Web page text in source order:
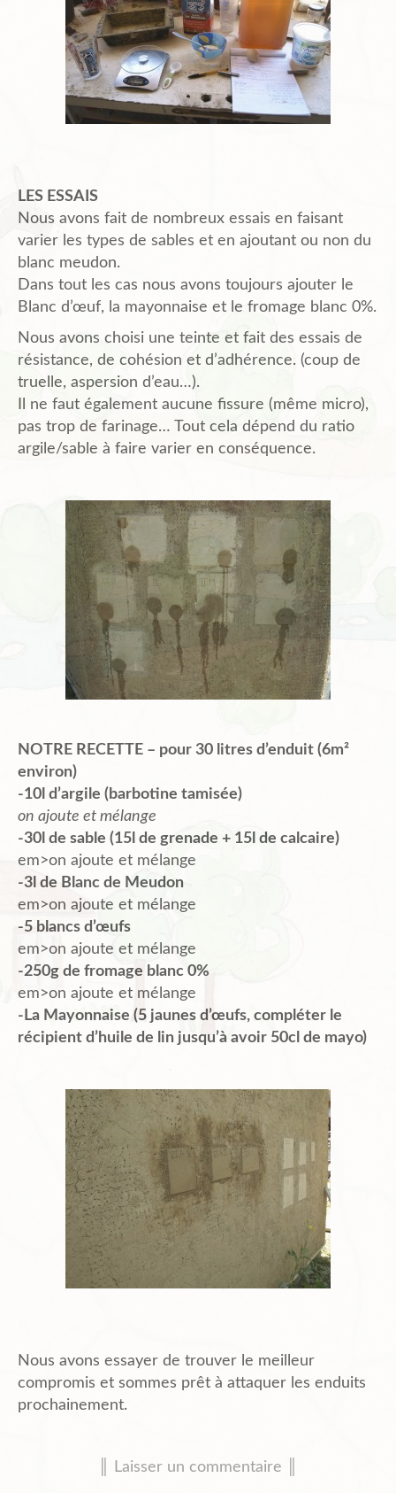
LES ESSAIS
Nous avons fait de nombreux essais en faisant
varier les types de sables et en ajoutant ou non du
blanc meudon.
Dans tout les cas nous avons toujours ajouter le
Blanc d’œuf, la mayonnaise et le fromage blanc 0%.
Nous avons choisi une teinte et fait des essais de
résistance, de cohésion et d’adhérence. (coup de
truelle, aspersion d’eau…).
Il ne faut également aucune fissure (même micro),
pas trop de farinage… Tout cela dépend du ratio
argile/sable à faire varier en conséquence.
NOTRE RECETTE – pour 30 litres d’enduit (6m²
environ)
-10l d’argile (barbotine tamisée)
on ajoute et mélange
-30l de sable (15l de grenade + 15l de calcaire)
em>on ajoute et mélange
-3l de Blanc de Meudon
em>on ajoute et mélange
-5 blancs d’œufs
em>on ajoute et mélange
-250g de fromage blanc 0%
em>on ajoute et mélange
-La Mayonnaise (5 jaunes d’œufs, compléter le
récipient d’huile de lin jusqu’à avoir 50cl de mayo)
Nous avons essayer de trouver le meilleur
compromis et sommes prêt à attaquer les enduits
prochainement.
║ Laisser un commentaire ║